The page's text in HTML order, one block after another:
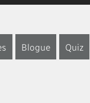
Blogue Quiz